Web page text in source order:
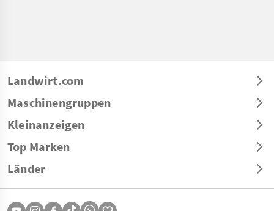
Landwirt.com
Maschinengruppen
Kleinanzeigen
Top Marken
Länder